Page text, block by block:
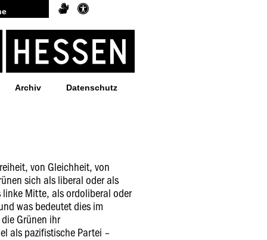
Archiv Datenschutz
von Gleichheit, von
sich als liberal oder als
Mitte, als ordoliberal oder
was bedeutet dies im
Grünen ihr
als pazifistische Partei –